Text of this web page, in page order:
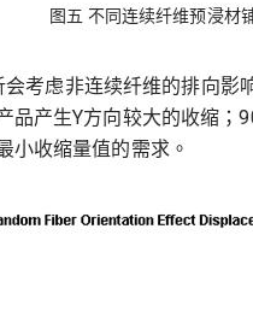
图五 不同连续纤维预浸材
考虑非连续纤维的排向
品产生Y方向较大的收缩
小收缩量值的需求。